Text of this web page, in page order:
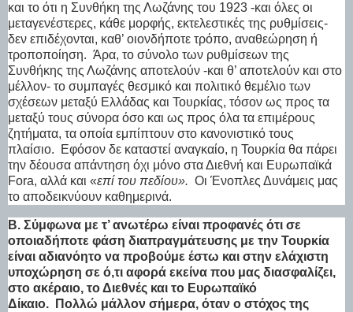
και το ότι η Συνθήκη της Λωζάνης του 1923 -και όλες οι
μεταγενέστερες, κάθε μορφής, εκτελεστικές της ρυθμίσεις-
δεν επιδέχονται, καθ’ οιονδήποτε τρόπο, αναθεώρηση ή
τροποποίηση. Άρα, το σύνολο των ρυθμίσεων της
Συνθήκης της Λωζάνης αποτελούν -και θ’ αποτελούν και στο
μέλλον- το συμπαγές θεσμικό και πολιτικό θεμέλιο των
σχέσεων μεταξύ Ελλάδας και Τουρκίας, τόσον ως προς τα
μεταξύ τους σύνορα όσο και ως προς όλα τα επιμέρους
ζητήματα, τα οποία εμπίπτουν στο κανονιστικό τους
πλαίσιο.
Εφόσον δε καταστεί αναγκαίο, η Τουρκία θα πάρει
την δέουσα απάντηση όχι μόνο στα Διεθνή και Ευρωπαϊκά
Fora, αλλά και «επί του πεδίου». Οι Ένοπλες Δυνάμεις μας
το αποδεικνύουν καθημερινά.
Β. Σύμφωνα με τ’ ανωτέρω είναι προφανές ότι σε
οποιαδήποτε φάση διαπραγμάτευσης με την Τουρκία
είναι αδιανόητο να προβούμε έστω και στην ελάχιστη
υποχώρηση σε ό,τι αφορά εκείνα που μας διασφαλίζει,
στο ακέραιο, το Διεθνές και το Ευρωπαϊκό
Δίκαιο.
Πολλώ μάλλον σήμερα, όταν ο στόχος της